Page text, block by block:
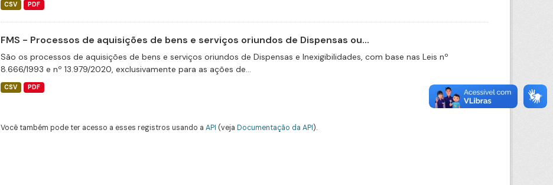
CSV PDF
FMS - Processos de aquisições de bens e serviços oriundos de Dispensas ou...
São os processos de aquisições de bens e serviços oriundos de Dispensas e Inexigibilidades, com base nas Leis nº
8.666/1993 e nº 13.979/2020, exclusivamente para as ações de...
CSV PDF
Você também pode ter acesso a esses registros usando a API (veja Documentação da API).